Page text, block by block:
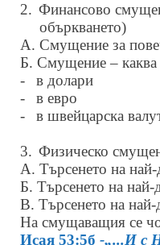
2. Финансово
объркването)
А. Смущение за
Б. Смущение – каква
-
в долари
-
в евро
-
в швейцарска
3. Физическо
А. Търсенето на най-
Б. Търсенето на най-
В. Търсенето на най-
На смущаващия се
Исая 53:5б -„...И с